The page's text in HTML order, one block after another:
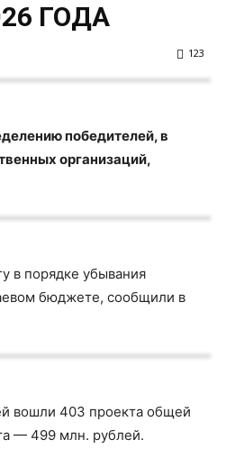
ГОДА
123
победителей, в
организаций,
в порядке убывания
бюджете, сообщили в
вошли 403 проекта общей
— 499 млн. рублей.